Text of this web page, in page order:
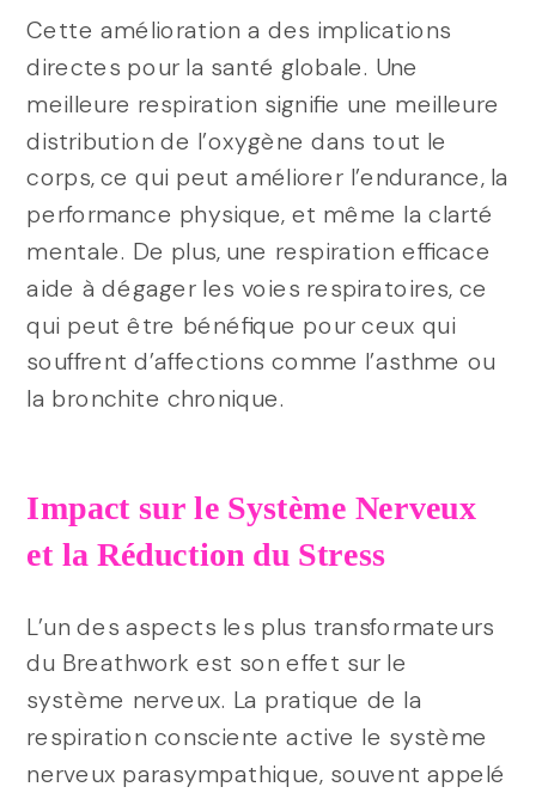
Cette amélioration a des implications
directes pour la santé globale. Une
meilleure respiration signifie une meilleure
distribution de l’oxygène dans tout le
corps, ce qui peut améliorer l’endurance, la
performance physique, et même la clarté
mentale. De plus, une respiration efficace
aide à dégager les voies respiratoires, ce
qui peut être bénéfique pour ceux qui
souffrent d’affections comme l’asthme ou
la bronchite chronique.
Impact sur le Système Nerveux
et la Réduction du Stress
L’un des aspects les plus transformateurs
du Breathwork est son effet sur le
système nerveux. La pratique de la
respiration consciente active le système
nerveux parasympathique, souvent appelé